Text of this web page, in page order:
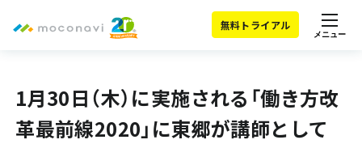
無料トライアル
メニュー
1月30日（木）に実施される「働き方改
革最前線2020」に東郷が講師として